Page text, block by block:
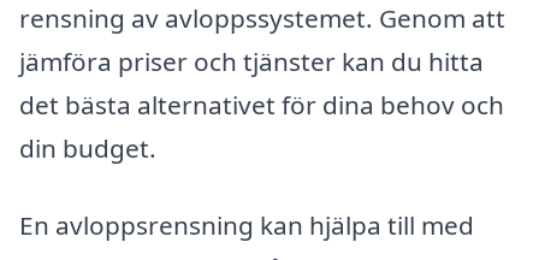
rensning av avloppssystemet. Genom att
jämföra priser och tjänster kan du hitta
det bästa alternativet för dina behov och
din budget.
En avloppsrensning kan hjälpa till med